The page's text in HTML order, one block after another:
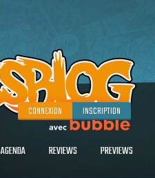
CONNEXION INSCRIPTION
AGENDA REVIEWS PREVIEWS